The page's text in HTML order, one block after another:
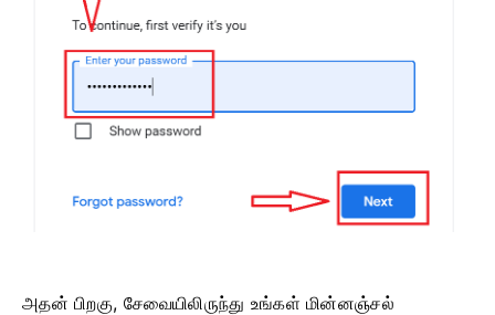
அதன் பிறகு, சேவையிலிருந்து உங்கள் மின்னஞ்சல்